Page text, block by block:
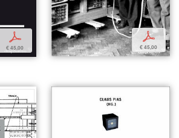
p
€ 45,00
p
€ 45,00